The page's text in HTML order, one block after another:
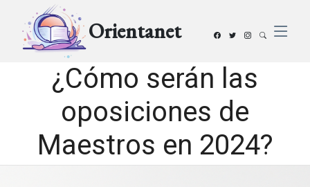
Orientanet
¿Cómo serán las
oposiciones de
Maestros en 2024?